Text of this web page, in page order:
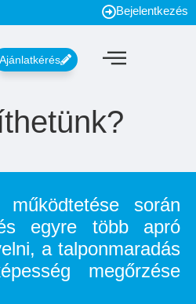
Bejelentkezés
Ajánlatkérés
működtetése során
egyre több apró
a talponmaradás
megőrzése